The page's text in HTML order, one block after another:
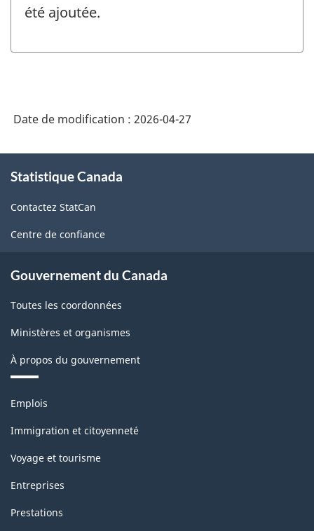
été ajoutée.
Date de modification : 2026-04-27
propos
ce
site
Statistique Canada
Contactez StatCan
Centre de confiance
Gouvernement du Canada
Toutes les coordonnées
Ministères et organismes
À propos du gouvernement
Thèmes
sujets
Emplois
Immigration et citoyenneté
Voyage et tourisme
Entreprises
Prestations